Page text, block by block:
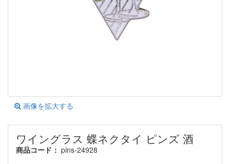
画像を拡大する
ワイングラス 蝶ネクタイ ピンズ 酒
商品コード： pins-24928